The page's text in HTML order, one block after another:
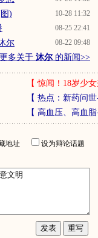
10-28 11:32
)
08-25 22:41
08-22 09:48
尔
更多关于 沐尔 的新闻>>
【惊闻！18岁少
【 热点：新药问
【 高血压、高血
地址
设为辩论话题